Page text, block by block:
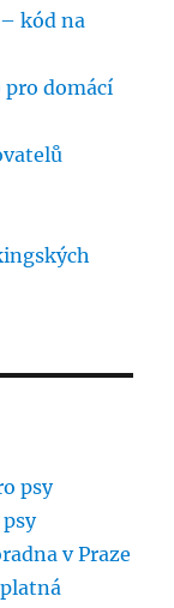
kód na
domácí
psy
v Praze